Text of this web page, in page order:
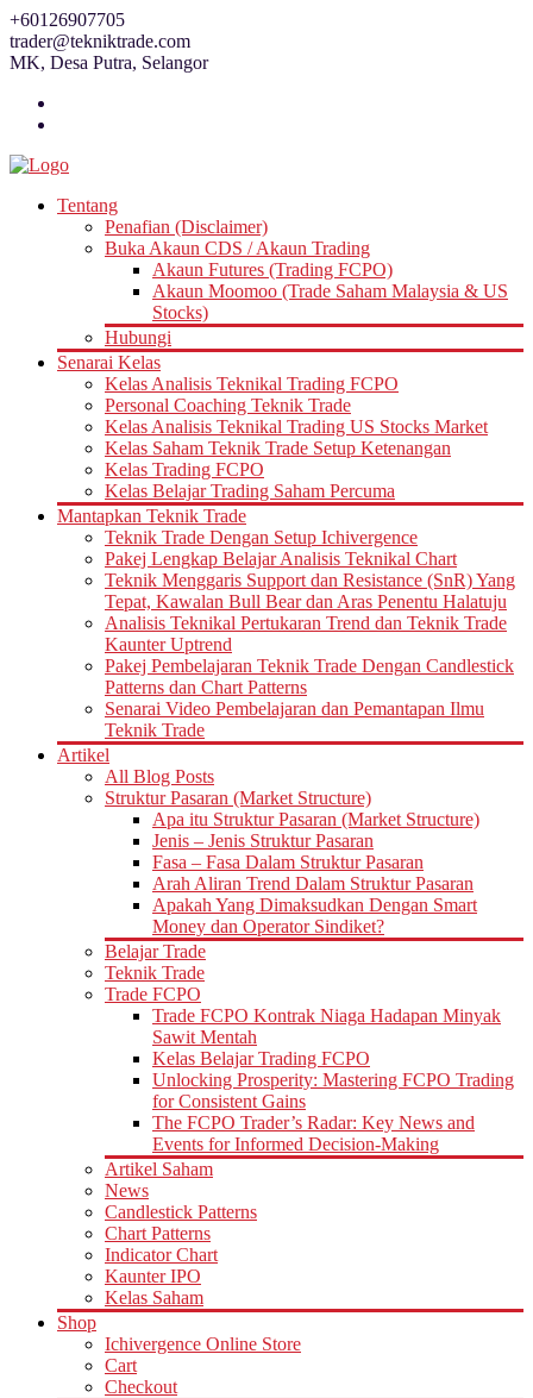
Skip
to
content
+60126907705
trader@tekniktrade.com
MK, Desa Putra, Selangor
Tentang
Penafian (Disclaimer)
Buka Akaun CDS / Akaun Trading
Akaun Futures (Trading FCPO)
Akaun Moomoo (Trade Saham Malaysia & US
Stocks)
Hubungi
Senarai Kelas
Kelas Analisis Teknikal Trading FCPO
Personal Coaching Teknik Trade
Kelas Analisis Teknikal Trading US Stocks Market
Kelas Saham Teknik Trade Setup Ketenangan
Kelas Trading FCPO
Kelas Belajar Trading Saham Percuma
Mantapkan Teknik Trade
Teknik Trade Dengan Setup Ichivergence
Pakej Lengkap Belajar Analisis Teknikal Chart
Teknik Menggaris Support dan Resistance (SnR) Yang
Tepat, Kawalan Bull Bear dan Aras Penentu Halatuju
Analisis Teknikal Pertukaran Trend dan Teknik Trade
Kaunter Uptrend
Pakej Pembelajaran Teknik Trade Dengan Candlestick
Patterns dan Chart Patterns
Senarai Video Pembelajaran dan Pemantapan Ilmu
Teknik Trade
Artikel
All Blog Posts
Struktur Pasaran (Market Structure)
Apa itu Struktur Pasaran (Market Structure)
Jenis – Jenis Struktur Pasaran
Fasa – Fasa Dalam Struktur Pasaran
Arah Aliran Trend Dalam Struktur Pasaran
Apakah Yang Dimaksudkan Dengan Smart
Money dan Operator Sindiket?
Belajar Trade
Teknik Trade
Trade FCPO
Trade FCPO Kontrak Niaga Hadapan Minyak
Sawit Mentah
Kelas Belajar Trading FCPO
Unlocking Prosperity: Mastering FCPO Trading
for Consistent Gains
The FCPO Trader’s Radar: Key News and
Events for Informed Decision-Making
Artikel Saham
News
Candlestick Patterns
Chart Patterns
Indicator Chart
Kaunter IPO
Kelas Saham
Shop
Ichivergence Online Store
Cart
Checkout